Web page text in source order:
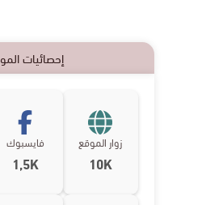
إحصائيات
زوار الموقع
10K
فايسبوك
1,5K